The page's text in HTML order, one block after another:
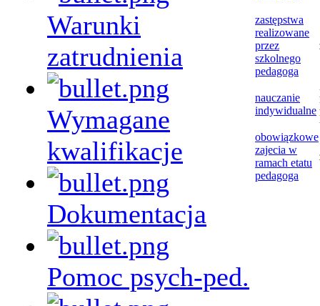
Warunki
zatrudnienia
Wymagane
kwalifikacje
Dokumentacja
Pomoc psych-ped.
zastępstwa
realizowane
przez
szkolnego
pedagoga
nauczanie
indywidualne
obowiązkowe
zajecia w
ramach etatu
pedagoga